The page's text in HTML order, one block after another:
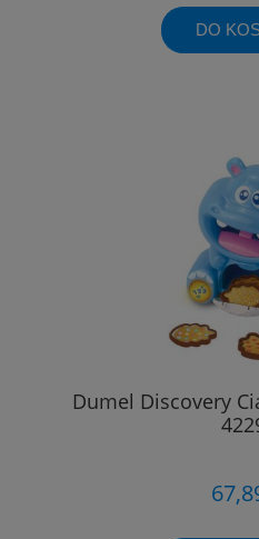
DO
Dumel Discovery